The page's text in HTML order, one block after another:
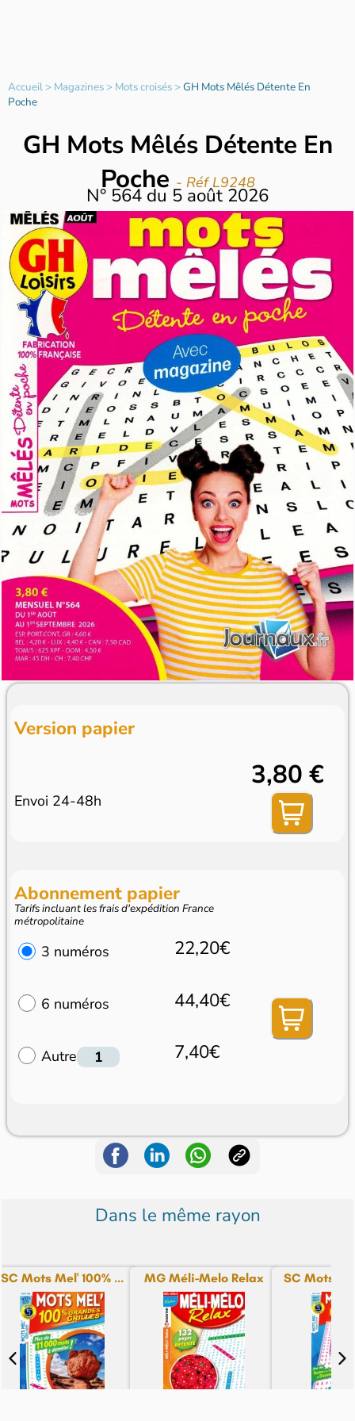
Accueil> Magazines> Mots croisés>GH Mots Mêlés Détente En
Poche
GH Mots Mêlés Détente En
Poche - Réf L9248
N° 564du 5 août 2026
Version papier
Envoi 24-48h
3,80 €
Abonnement papier
Tarifs incluant les frais d'expédition France
métropolitaine
3 numéros 22,20€
6 numéros 44,40€
Autre 7,40€
Dans le même rayon
SC Mots Mel' 100% ... MG Méli-Melo Relax SC Mots